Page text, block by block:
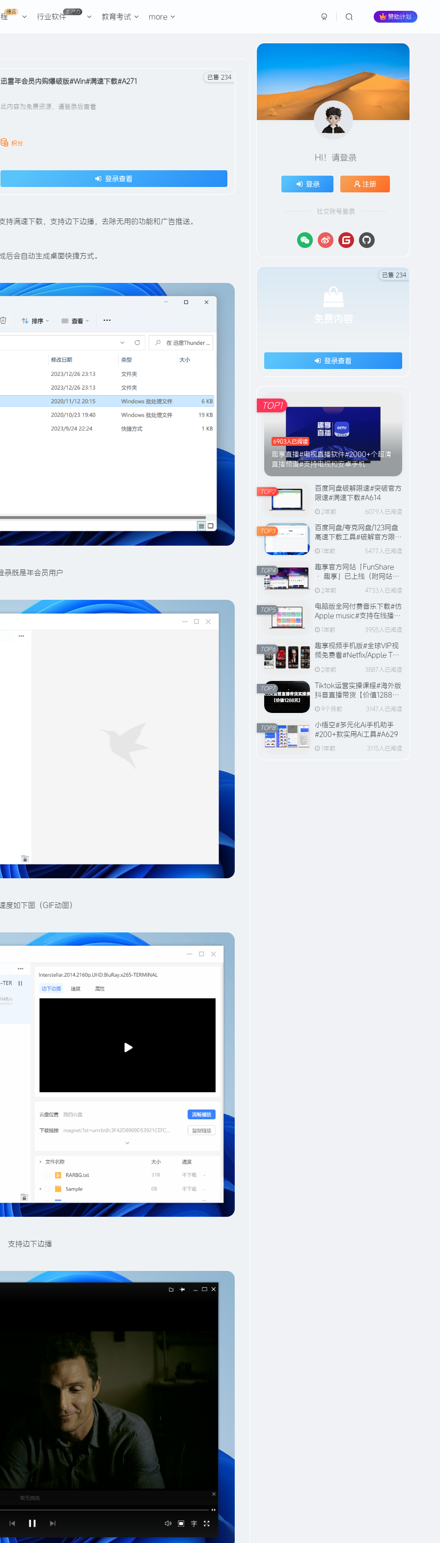
精品
行业软件
生产力
教育考试 more 赞助计划
迅雷年会员内购爆破版#Win#满速下载#A271
此内容为免费资源，请登录后查看
积分
登录查看
已售 234
满速下载，支持边下边播，去除无用的功能和广告推送。
会自动生成桌面快捷方式。
录既是年会员用户
度如下图（GIF动图）
支持边下边播
HI！请登录
登录 注册
社交账号登录
免费内容
登录查看
已售 234
6903人已阅读
趣享直播#电视直播软件#2000+个超清
直播频道#支持电视和安卓手机
TOP1
百度网盘破解限速#突破官方
限速#满速下载#A614
2年前 6079人已阅读
TOP2
百度网盘/夸克网盘/123网盘
高速下载工具#破解官方限速
#全程宽带峰值下载#A706
1年前 5477人已阅读
TOP3
趣享官方网站「FunShare
· 趣享」已上线（附网站功
能介绍）
2年前 4733人已阅读
TOP4
电脑版全网付费音乐下载#仿
Apple music#支持在线播放
与缓存#A631
1年前 3955人已阅读
TOP5
趣享视频手机版#全球VIP视
频免费看#Netfix/Apple TV
源】
2年前 3887人已阅读
TOP6
Tiktok运营实操课程#海外版
抖音直播带货【价值1288
9个月前 3147人已阅读
TOP7
小悟空#多元化Ai手机助手
#200+款实用Ai工具#A629
1年前 3115人已阅读
TOP8